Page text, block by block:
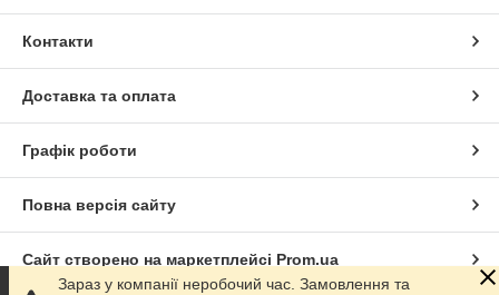
Контакти
Доставка та оплата
Графік роботи
Повна версія сайту
Сайт створено на маркетплейсі Prom.ua
Зараз у компанії неробочий час. Замовлення та